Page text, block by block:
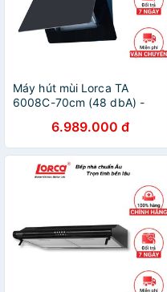
Máy hút mùi Lorca TA
6008C-70cm (48 dbA) -
6.989.000 đ